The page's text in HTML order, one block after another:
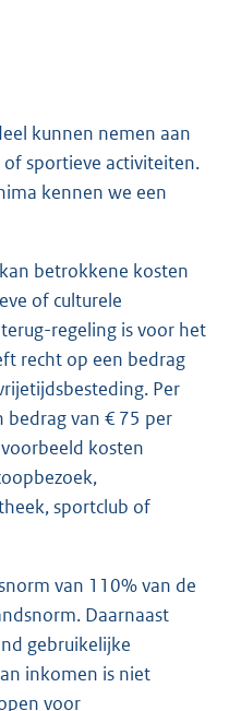
kunnen nemen aan
sportieve activiteiten.
kennen we een
betrokkene kosten
of culturele
regeling is voor het
recht op een bedrag
Per
bedrag van € 75 per
kosten
sportclub of
van 110% van de
Daarnaast
gebruikelijke
inkomen is niet
voor